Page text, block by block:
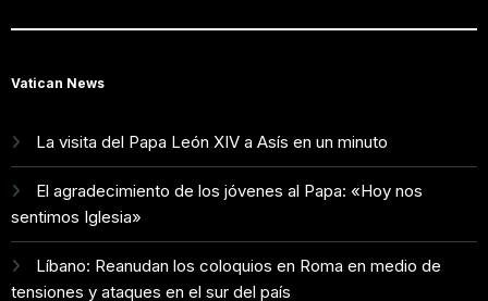
Vatican News
La visita del Papa León XIV a Asís en un minuto
El agradecimiento de los jóvenes al Papa: «Hoy nos
sentimos Iglesia»
Líbano: Reanudan los coloquios en Roma en medio de
tensiones y ataques en el sur del país